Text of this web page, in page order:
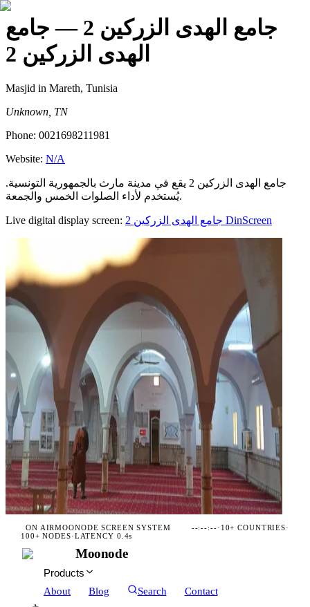
جامع الهدى الزركين 2
— جامع
الهدى الزركين 2
Masjid in Mareth, Tunisia
Unknown, TN
Phone: 0021698211981
Website: N/A
جامع الهدى الزركين 2 يقع في مدينة مارث بالجمهورية التونسية.
يُستخدم لأداء الصلوات الخمس والجمعة.
Live digital display screen: جامع الهدى الزركين 2 DinScreen
ON AIRMOONODE SCREEN SYSTEM --:--:--· 10+ COUNTRIES·
100+ NODES·LATENCY 0.4s
Moonode
Products
About
Blog Search Contact